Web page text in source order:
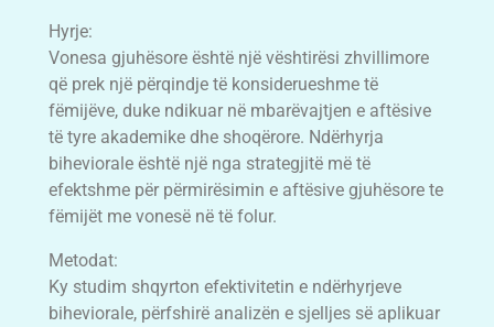
Hyrje:
Vonesa gjuhësore është një vështirësi zhvillimore
që prek një përqindje të konsiderueshme të
fëmijëve, duke ndikuar në mbarëvajtjen e aftësive
të tyre akademike dhe shoqërore. Ndërhyrja
biheviorale është një nga strategjitë më të
efektshme për përmirësimin e aftësive gjuhësore te
fëmijët me vonesë në të folur.
Metodat:
Ky studim shqyrton efektivitetin e ndërhyrjeve
biheviorale, përfshirë analizën e sjelljes së aplikuar